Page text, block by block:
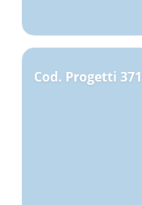
Cod. Progetti